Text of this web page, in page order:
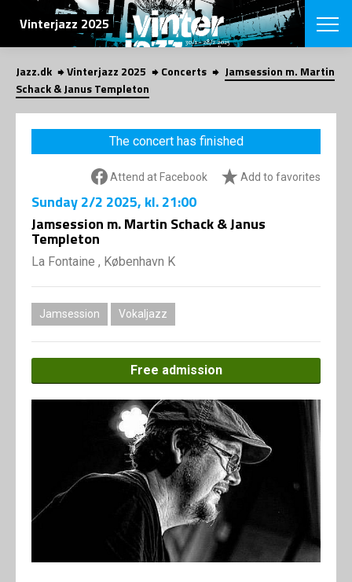
SEARCH
Vinterjazz 2025
Danish
CHOOSE
VINTERJAZZ
Themes
LOCATIONS
Jazz.dk Vinterjazz 2025 Concerts
Jamsession m. Martin
Schack & Janus Templeton
The concert has finished
Attend at Facebook Add to favorites
Sunday2/2 2025, kl. 21:00
Jamsession m. Martin Schack & Janus
Templeton
La Fontaine , København K
Jamsession Vokaljazz
Free admission